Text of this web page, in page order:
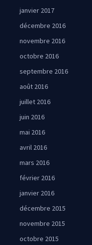
janvier 2017
décembre 2016
novembre 2016
octobre 2016
septembre 2016
août 2016
juillet 2016
juin 2016
mai 2016
avril 2016
mars 2016
février 2016
janvier 2016
décembre 2015
novembre 2015
octobre 2015